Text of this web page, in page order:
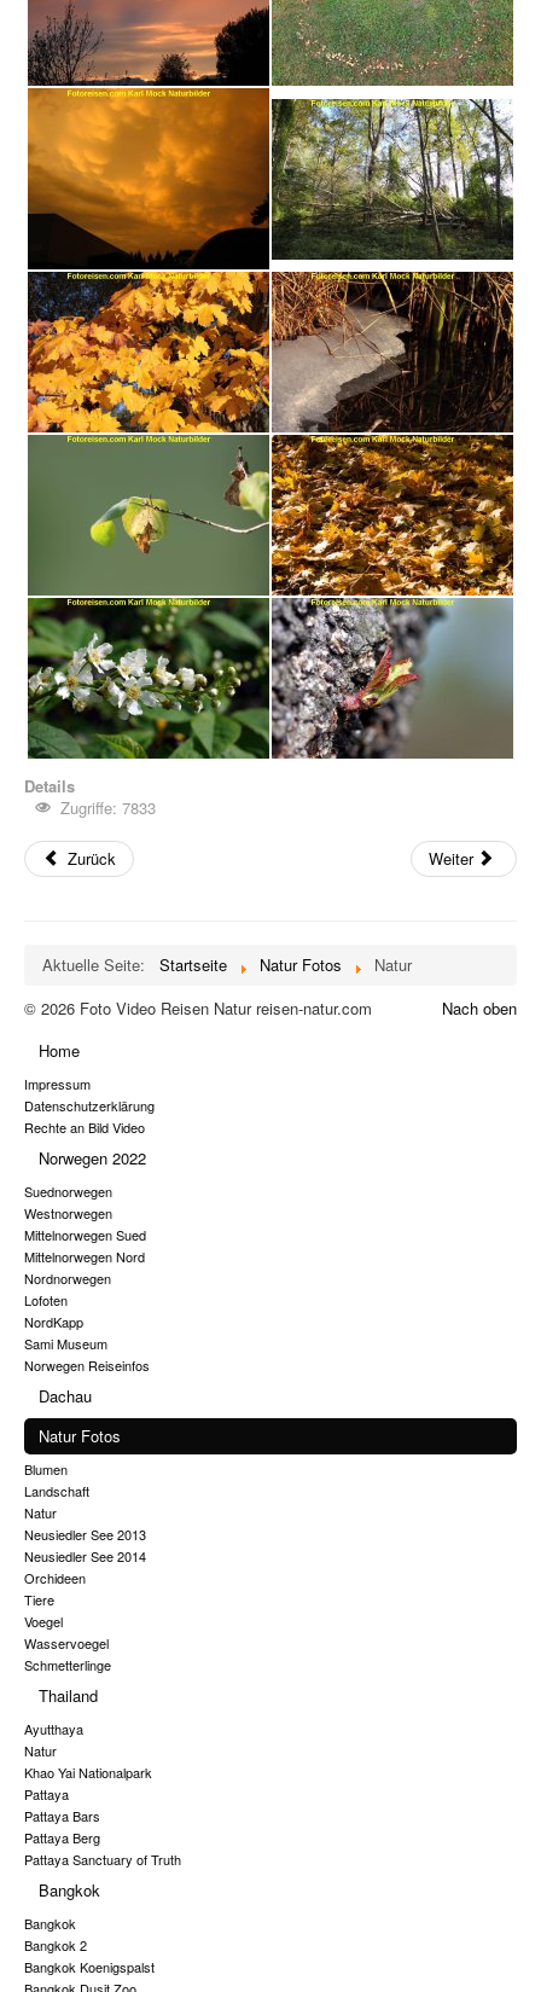
Details
Zugriffe: 7833
Zurück Weiter
Aktuelle Seite: Startseite Natur Fotos
Natur
Nach oben
© 2026 Foto Video Reisen Natur reisen-natur.com
Home
Impressum
Datenschutzerklärung
Rechte an Bild Video
Norwegen 2022
Suednorwegen
Westnorwegen
Mittelnorwegen Sued
Mittelnorwegen Nord
Nordnorwegen
Lofoten
NordKapp
Sami Museum
Norwegen Reiseinfos
Dachau
Natur Fotos
Blumen
Landschaft
Natur
Neusiedler See 2013
Neusiedler See 2014
Orchideen
Tiere
Voegel
Wasservoegel
Schmetterlinge
Thailand
Ayutthaya
Natur
Khao Yai Nationalpark
Pattaya
Pattaya Bars
Pattaya Berg
Pattaya Sanctuary of Truth
Bangkok
Bangkok
Bangkok 2
Bangkok Koenigspalst